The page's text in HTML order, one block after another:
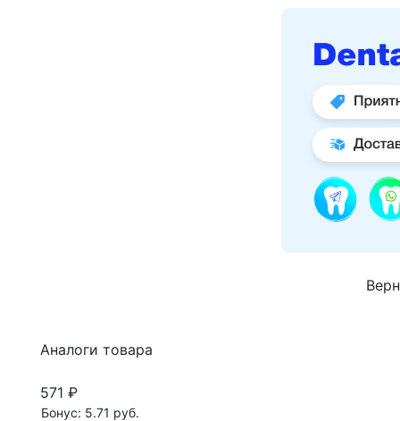
Аналоги товара
571 ₽
Бонус: 5.71 руб.